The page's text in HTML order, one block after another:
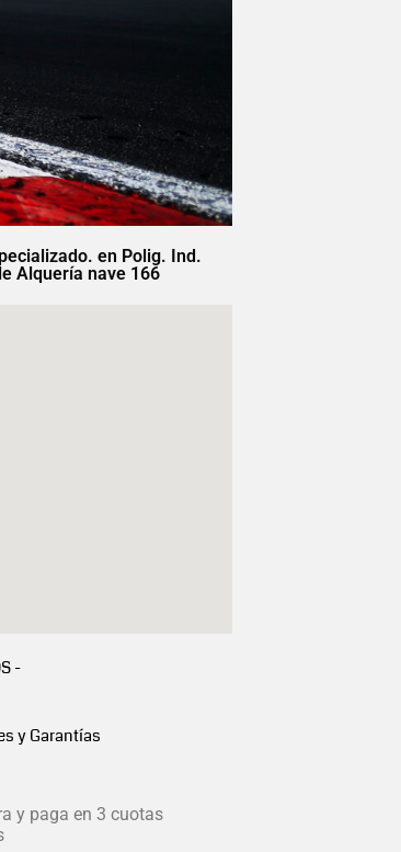
en Polig. Ind.
Alquería nave 166
-
y Garantías
y paga en 3 cuotas